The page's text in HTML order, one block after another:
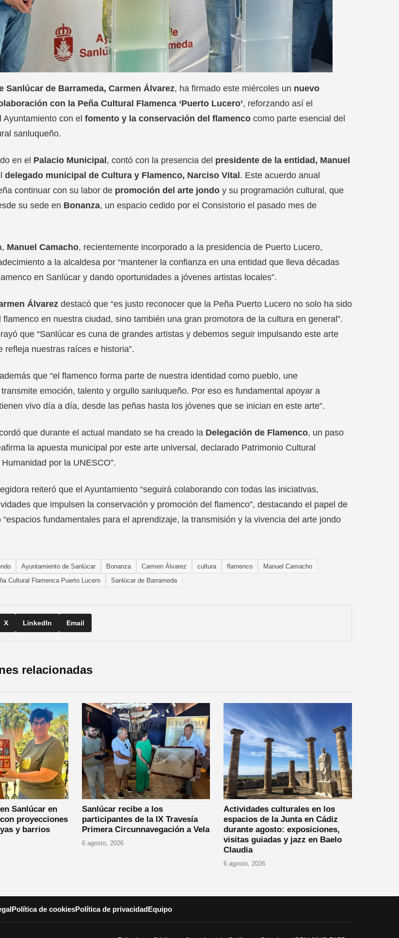
Sanlúcar de Barrameda, Carmen Álvarez, ha firmado este miércoles un nuevo
con la Peña Cultural Flamenca ‘Puerto Lucero’, reforzando así el
Ayuntamiento con el fomento y la conservación del flamenco como parte esencial del
sanluqueño.
en el Palacio Municipal, contó con la presencia del presidente de la entidad, Manuel
delegado municipal de Cultura y Flamenco, Narciso Vital. Este acuerdo anual
continuar con su labor de promoción del arte jondo y su programación cultural, que
su sede en Bonanza, un espacio cedido por el Consistorio el pasado mes de
Manuel Camacho, recientemente incorporado a la presidencia de Puerto Lucero,
a la alcaldesa por “mantener la confianza en una entidad que lleva décadas
en Sanlúcar y dando oportunidades a jóvenes artistas locales”.
Álvarez destacó que “es justo reconocer que la Peña Puerto Lucero no solo ha sido
flamenco en nuestra ciudad, sino también una gran promotora de la cultura en general”.
que “Sanlúcar es cuna de grandes artistas y debemos seguir impulsando este arte
refleja nuestras raíces e historia”.
que “el flamenco forma parte de nuestra identidad como pueblo, une
emoción, talento y orgullo sanluqueño. Por eso es fundamental apoyar a
vivo día a día, desde las peñas hasta los jóvenes que se inician en este arte”.
que durante el actual mandato se ha creado la Delegación de Flamenco, un paso
la apuesta municipal por este arte universal, declarado Patrimonio Cultural
por la UNESCO”.
reiteró que el Ayuntamiento “seguirá colaborando con todas las iniciativas,
que impulsen la conservación y promoción del flamenco”, destacando el papel de
“espacios fundamentales para el aprendizaje, la transmisión y la vivencia del arte jondo
Ayuntamiento de Sanlúcar Bonanza Carmen Álvarez cultura flamenco
Manuel Camacho
Cultural Flamenca Puerto Lucero Sanlúcar de Barrameda
X LinkedIn Email
relacionadas
Sanlúcar en
proyecciones
y barrios
Sanlúcar recibe a los
participantes de la IX Travesía
Primera Circunnavegación a Vela
6 agosto, 2026
Actividades culturales en los
espacios de la Junta en Cádiz
durante agosto: exposiciones,
visitas guiadas y jazz en Baelo
Claudia
6 agosto, 2026
Política de cookiesPolítica de privacidadEquipo